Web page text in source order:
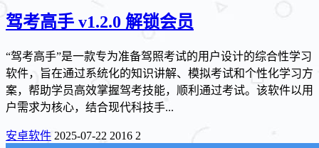
驾考高手 v1.2.0 解锁会员
“驾考高手”是一款专为准备驾照考试的用户设计的综合性学习
软件，旨在通过系统化的知识讲解、模拟考试和个性化学习方
案，帮助学员高效掌握驾考技能，顺利通过考试。该软件以用
户需求为核心，结合现代科技手...
安卓软件 2025-07-22 2016 2